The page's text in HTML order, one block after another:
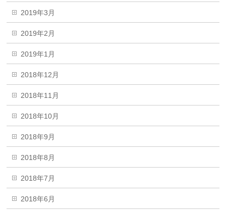
2019年3月
2019年2月
2019年1月
2018年12月
2018年11月
2018年10月
2018年9月
2018年8月
2018年7月
2018年6月